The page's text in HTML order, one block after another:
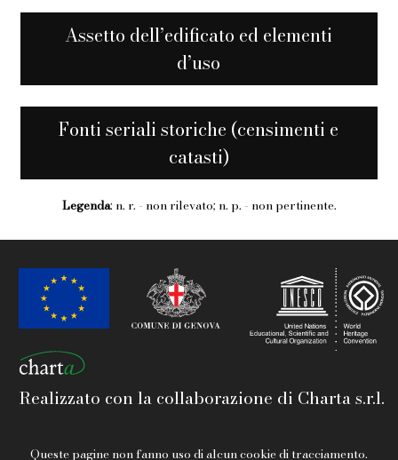
Assetto dell’edificato ed elementi
d’uso
Fonti seriali storiche (censimenti e
catasti)
Legenda: n. r. - non rilevato; n. p. - non pertinente.
Realizzato con la collaborazione di Charta s.r.l.
Queste pagine non fanno uso di alcun cookie di tracciamento.